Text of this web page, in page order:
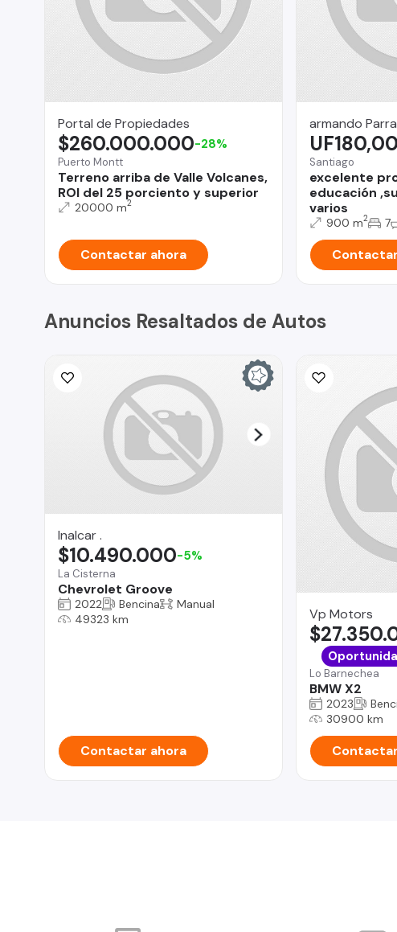
Portal de Propiedades
Puerto Montt
Terreno arriba de Valle Volcanes,
ROI del 25 porciento y superior
$260.000.000-28%
20000 m2
Contactar ahora
armando Parra
Santiago
excelente
educación
varios
UF180,00
900 m2 7
Anuncios Resaltados de Autos
Inalcar .
La Cisterna
Chevrolet Groove
$10.490.000-5%
2022 Bencina
Manual
49323 km
Contactar ahora
Vp Motors
Lo Barnechea
BMW X2
2023
30900 km